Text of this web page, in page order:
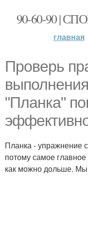
90-60-90 |
главная
Проверь
"Планка"
Планка - упражнение
потому самое
как можно дольше.